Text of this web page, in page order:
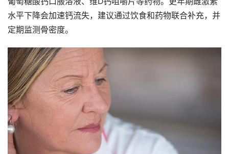
水平下降会加速钙流失，建议通过饮食和药物联合补充，并
定期监测骨密度。